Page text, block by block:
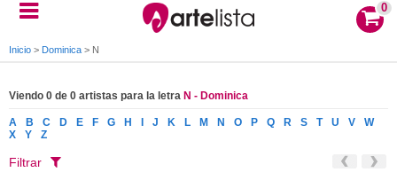
0
Inicio > Dominica > N
Viendo 0 de 0 artistas para la letra N - Dominica
A B C D E F G H J K L M N O P Q R S T U V
W
X
Y Z
Filtrar